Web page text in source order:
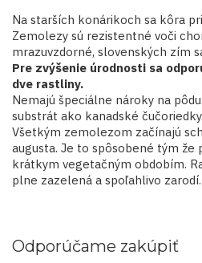
Na starších konárikoch sa kôra
Zemolezy sú rezistentné voči
mrazuvzdorné, slovenských zím
Pre zvýšenie úrodnosti sa
dve rastliny.
Nemajú špeciálne nároky na
substrát ako kanadské čučoriedky.
Všetkým zemolezom začínajú
augusta. Je to spôsobené tým že
krátkym vegetačným obdobím.
plne zazelená a spoľahlivo zarodí.
Odporúčame zakúpiť